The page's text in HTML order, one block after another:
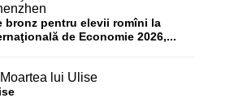
bronz pentru elevii romîni la
de Economie 2026,...